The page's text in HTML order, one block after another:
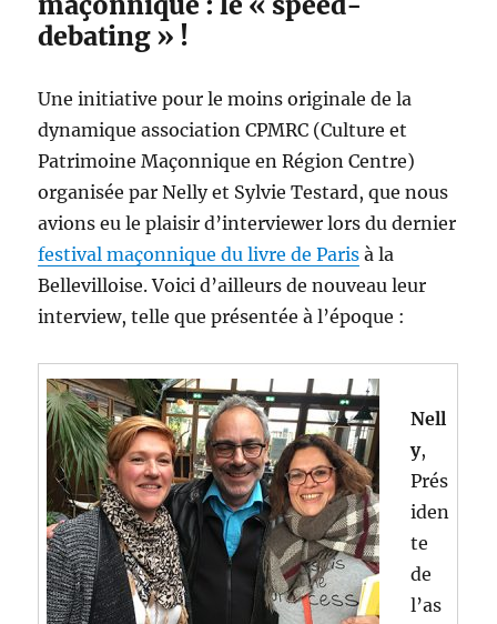
debating » !
Une initiative pour le moins originale de la
dynamique association CPMRC (Culture et
Patrimoine Maçonnique en Région Centre)
organisée par Nelly et Sylvie Testard, que nous
avions eu le plaisir d’interviewer lors du dernier
festival maçonnique du livre de Paris à la
Bellevilloise. Voici d’ailleurs de nouveau leur
interview, telle que présentée à l’époque :
Nell
y,
Prés
iden
te
de
l’as